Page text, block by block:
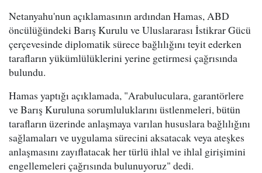
Netanyahu'nun açıklamasının ardından Hamas, ABD
öncülüğündeki Barış Kurulu ve Uluslararası İstikrar Gücü
çerçevesinde diplomatik sürece bağlılığını teyit ederken
tarafların yükümlülüklerini yerine getirmesi çağrısında
bulundu.
Hamas yaptığı açıklamada, "Arabuluculara, garantörlere
ve Barış Kuruluna sorumluluklarını üstlenmeleri, bütün
tarafların üzerinde anlaşmaya varılan hususlara bağlılığını
sağlamaları ve uygulama sürecini aksatacak veya ateşkes
anlaşmasını zayıflatacak her türlü ihlal ve ihlal girişimini
engellemeleri çağrısında bulunuyoruz" dedi.